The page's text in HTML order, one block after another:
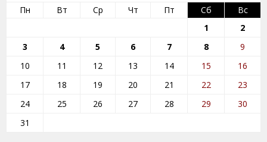
Пн
Вт Ср Чт Пт Сб
Вс
1
2
3
4 5 6 7 8
9
10
11 12 13 14 15
16
17
18 19 20 21 22
23
24
25 26 27 28 29
30
31